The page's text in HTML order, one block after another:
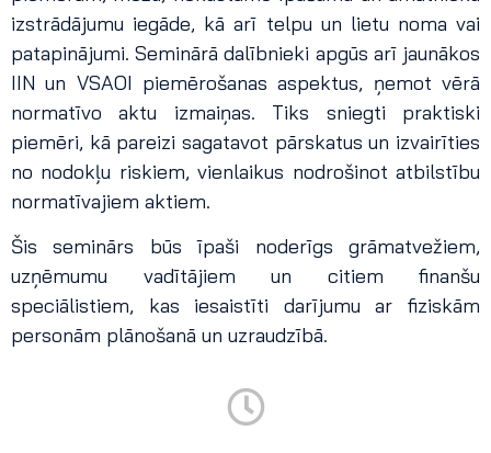
izstrādājumu iegāde, kā arī telpu un lietu noma vai
patapinājumi. Seminārā dalībnieki apgūs arī jaunākos
IIN un VSAOI piemērošanas aspektus, ņemot vērā
normatīvo aktu izmaiņas. Tiks sniegti praktiski
piemēri, kā pareizi sagatavot pārskatus un izvairīties
no nodokļu riskiem, vienlaikus nodrošinot atbilstību
normatīvajiem aktiem.
Šis seminārs būs īpaši noderīgs grāmatvežiem,
uzņēmumu vadītājiem un citiem finanšu
speciālistiem, kas iesaistīti darījumu ar fiziskām
personām plānošanā un uzraudzībā.